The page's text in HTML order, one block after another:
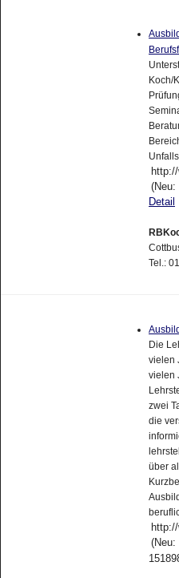
Koch/
(Neu:
Detail
Tel.:
Die
vielen
vielen
zwei
die
über